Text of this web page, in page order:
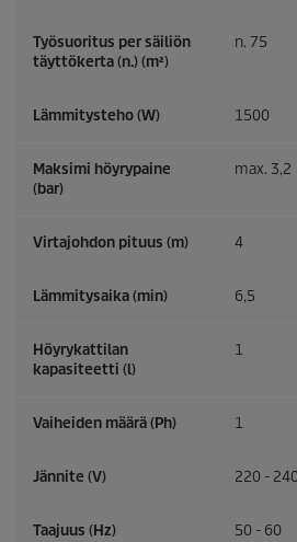
Työsuoritus per säiliön
täyttökerta (n.) (m²)
n. 75
Lämmitysteho (W) 1500
Maksimi höyrypaine
(bar)
max. 3,2
Virtajohdon pituus (m) 4
Lämmitysaika (min) 6,5
Höyrykattilan
kapasiteetti (l)
1
Vaiheiden määrä (Ph) 1
Jännite (V) 220 -
Taajuus (Hz) 50 - 60